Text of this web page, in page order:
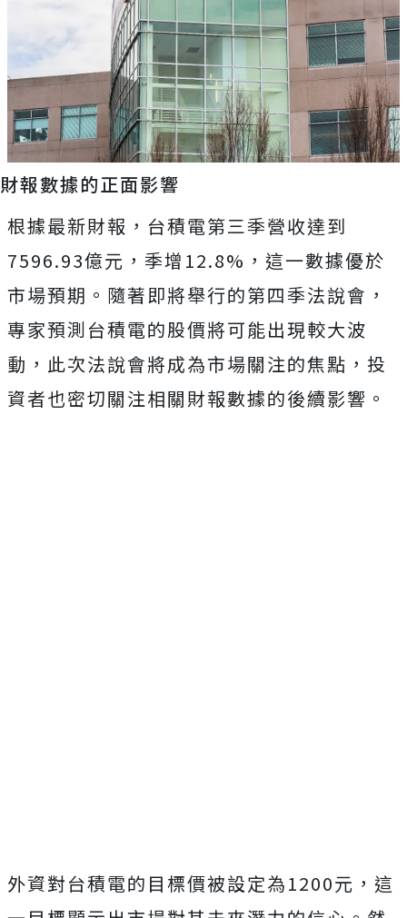
財報數據的正面影響
根據最新財報，台積電第三季營收達到
7596.93億元，季增12.8%，這一數據優於
市場預期。隨著即將舉行的第四季法說會，
專家預測台積電的股價將可能出現較大波
動，此次法說會將成為市場關注的焦點，投
資者也密切關注相關財報數據的後續影響。
外資對台積電的目標價被設定為1200元，這